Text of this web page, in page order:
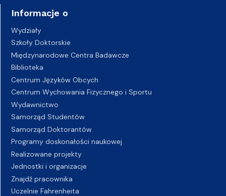
Informacje o
Wydziały
Szkoły Doktorskie
Międzynarodowe Centra Badawcze
Biblioteka
Centrum Języków Obcych
Centrum Wychowania Fizycznego i Sportu
Wydawnictwo
Samorząd Studentów
Samorząd Doktorantów
Programy doskonałości naukowej
Realizowane projekty
Jednostki i organizacje
Znajdź pracownika
Uczelnie Fahrenheita